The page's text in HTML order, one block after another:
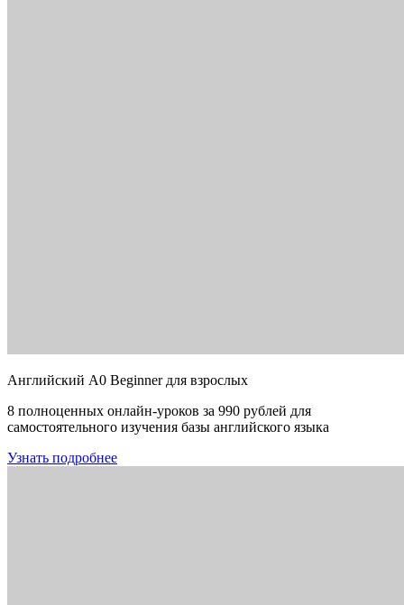
Английский A0 Beginner для взрослых
8 полноценных онлайн-уроков за 990 рублей для
самостоятельного изучения базы английского языка
Узнать подробнее